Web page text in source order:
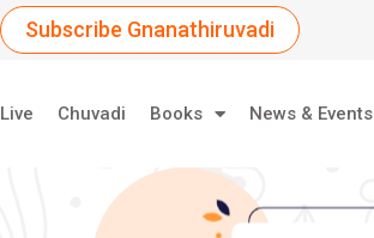
Subscribe Gnanathiruvadi
Live Chuvadi Books News & Events